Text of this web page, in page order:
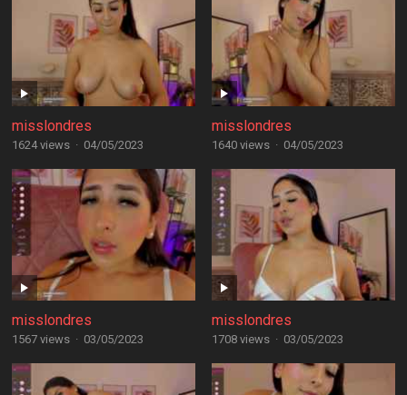
misslondres
1624 views · 04/05/2023
misslondres
1640 views · 04/05/2023
misslondres
1567 views · 03/05/2023
misslondres
1708 views · 03/05/2023